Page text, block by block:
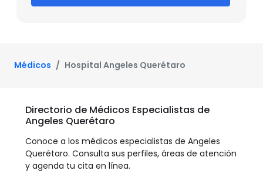
Médicos Hospital Angeles Querétaro
Directorio de Médicos Especialistas de
Angeles Querétaro
Conoce a los médicos especialistas de Angeles
Querétaro. Consulta sus perfiles, áreas de atención
y agenda tu cita en línea.